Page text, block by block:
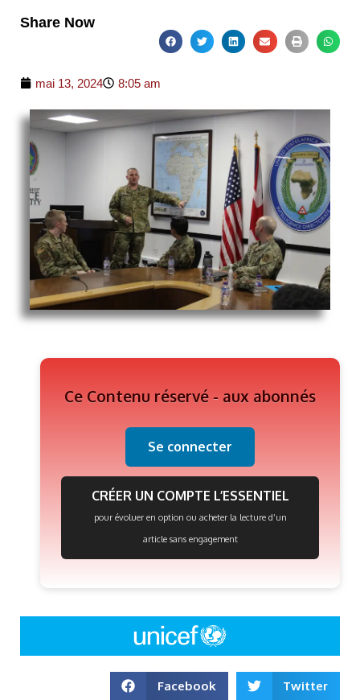
Share Now
mai 13, 2024 8:05 am
Ce Contenu réservé - aux abonnés
Se connecter
CRÉER UN COMPTE L’ESSENTIEL
pour évoluer en option ou acheter la lecture d’un
article sans engagement
Facebook Twitter